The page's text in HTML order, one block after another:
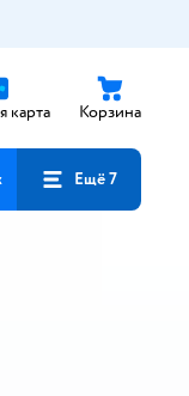
карта Корзина
Ещё 7